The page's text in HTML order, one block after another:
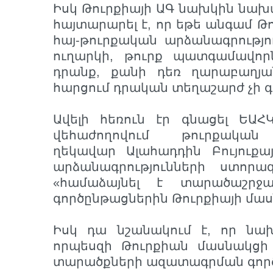
Իսկ Թուրքիայի ԱԳ նախկին
հայտարարել է, որ եթե անգամ
հայ-թուրքական
ուղարկի, թուրք
դրանք, քանի դեռ
հարցում դրական տեղաշարժ չի
Ավելի հեռուն էր գնացել
վեհաժողովում
ղեկավար Ալահադդին
արձանագրությունների
«համաձայնել է
գործընթացներին Թուրքիայի
Իսկ դա նշանակում է, որ
որպեսզի Թուրքիան մասնակցի
տարածքների ազատագրման